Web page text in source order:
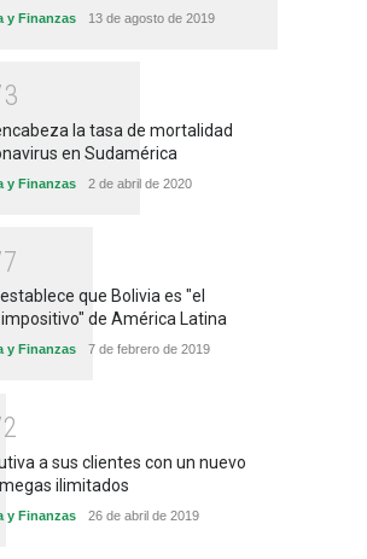
y Finanzas 13 de agosto de 2019
3
la tasa de mortalidad
en Sudamérica
y Finanzas 2 de abril de 2020
7
que Bolivia es "el
de América Latina
y Finanzas 7 de febrero de 2019
2
a sus clientes con un nuevo
ilimitados
y Finanzas 26 de abril de 2019